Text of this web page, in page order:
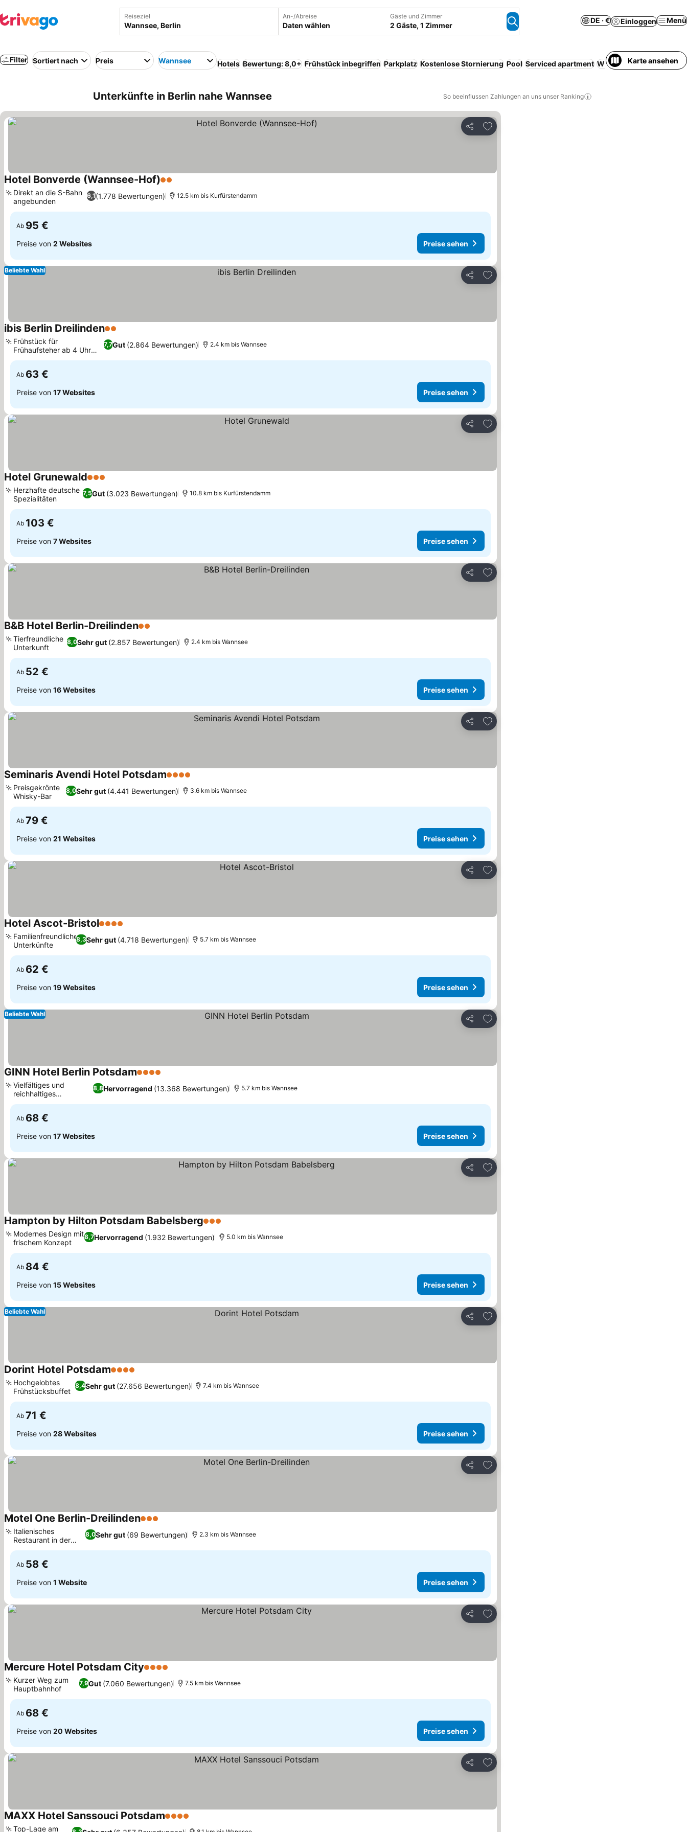
Reiseziel An-/Abreise
Daten wählen
Gäste und Zimmer
2 Gäste, 1 Zimmer
DE · € Einloggen Menü
Filter Sortiert nach Preis Wannsee Hotels Bewertung: 8,0+ Frühstück inbegriffen Parkplatz Kostenlose Stornierung Pool Serviced apartment WLAN Klimaanlage
Karte ansehen
Unterkünfte in Berlin nahe Wannsee So beeinflussen Zahlungen an uns unser Ranking
Teilen
Zu Favoriten hinzufügen
Hotel Bonverde (Wannsee-Hof)2 Sterne
6,1(1.778 Bewertungen)
Direkt an die S-Bahn
angebunden
12.5 km bis Kurfürstendamm
Ab 95 €
Preise von 2 Websites Preise sehen
Teilen
Zu Favoriten hinzufügen
Beliebte Wahl
ibis Berlin Dreilinden2 Sterne
7,7Gut (2.864 Bewertungen)
Frühstück für
Frühaufsteher ab 4 Uhr
morgens
2.4 km bis Wannsee
Ab 63 €
Preise von 17 Websites Preise sehen
Teilen
Zu Favoriten hinzufügen
Hotel Grunewald3 Sterne
7,5Gut (3.023 Bewertungen)
Herzhafte deutsche
Spezialitäten
10.8 km bis Kurfürstendamm
Ab 103 €
Preise von 7 Websites Preise sehen
Teilen
Zu Favoriten hinzufügen
B&B Hotel Berlin-Dreilinden2 Sterne
8,0Sehr gut (2.857 Bewertungen)
Tierfreundliche
Unterkunft
2.4 km bis Wannsee
Ab 52 €
Preise von 16 Websites Preise sehen
Teilen
Zu Favoriten hinzufügen
Seminaris Avendi Hotel Potsdam4 Sterne
8,0Sehr gut (4.441 Bewertungen)
Preisgekrönte
Whisky-Bar
3.6 km bis Wannsee
Ab 79 €
Preise von 21 Websites Preise sehen
Teilen
Zu Favoriten hinzufügen
Hotel Ascot-Bristol4 Sterne
8,3Sehr gut (4.718 Bewertungen)
Familienfreundliche
Unterkünfte
5.7 km bis Wannsee
Ab 62 €
Preise von 19 Websites Preise sehen
Teilen
Zu Favoriten hinzufügen
Beliebte Wahl
GINN Hotel Berlin Potsdam4 Sterne
8,8Hervorragend (13.368 Bewertungen)
Vielfältiges und
reichhaltiges
Frühstücksbuffet
5.7 km bis Wannsee
Ab 68 €
Preise von 17 Websites Preise sehen
Teilen
Zu Favoriten hinzufügen
Hampton by Hilton Potsdam Babelsberg3 Sterne
8,7Hervorragend (1.932 Bewertungen)
Modernes Design mit
frischem Konzept
5.0 km bis Wannsee
Ab 84 €
Preise von 15 Websites Preise sehen
Teilen
Zu Favoriten hinzufügen
Beliebte Wahl
Dorint Hotel Potsdam4 Sterne
8,4Sehr gut (27.656 Bewertungen)
Hochgelobtes
Frühstücksbuffet
7.4 km bis Wannsee
Ab 71 €
Preise von 28 Websites Preise sehen
Teilen
Zu Favoriten hinzufügen
Motel One Berlin-Dreilinden3 Sterne
8,0Sehr gut (69 Bewertungen)
Italienisches
Restaurant in der
Nähe
2.3 km bis Wannsee
Ab 58 €
Preise von 1 Website Preise sehen
Teilen
Zu Favoriten hinzufügen
Mercure Hotel Potsdam City4 Sterne
7,9Gut (7.060 Bewertungen)
Kurzer Weg zum
Hauptbahnhof
7.5 km bis Wannsee
Ab 68 €
Preise von 20 Websites Preise sehen
Teilen
Zu Favoriten hinzufügen
MAXX Hotel Sanssouci Potsdam4 Sterne
Top-Lage am